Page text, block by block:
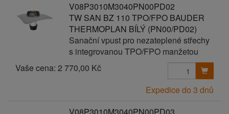
V08P3010M3040PN00PD02
TW SAN BZ 110 TPO/FPO BAUDER
THERMOPLAN BÍLÝ (PN00/PD02)
Sanační vpust pro nezateplené střechy
s integrovanou TPO/FPO manžetou
Vaše cena: 2 770,00 Kč
Expedice do 3 dnů